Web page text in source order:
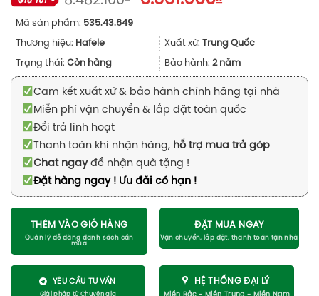
8.482.100₫.là:
6.361.000₫.
Mã sản phẩm: 535.43.649
Thương hiệu: Hafele Xuất xứ: Trung Quốc
Trạng thái: Còn hàng Bảo hành: 2 năm
Cam kết xuất xứ & bảo hành chính hãng tại nhà
Miễn phí vận chuyển & lắp đặt toàn quốc
Đổi trả linh hoạt
Thanh toán khi nhận hàng, hỗ trợ mua trả góp
Chat ngayđể nhận quà tặng !
Đặt hàng ngay ! Ưu đãi có hạn !
THÊM VÀO GIỎ HÀNG ĐẶT MUA NGAY
YÊU CẦU TƯ VẤN HỆ THỐNG ĐẠI LÝ